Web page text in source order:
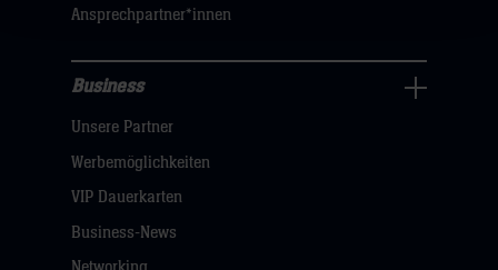
hier
Ansprechpartner*innen
Navigation
öffnen,
dann
Business
Unsere Partner
Werbemöglichkeiten
VIP Dauerkarten
Business-News